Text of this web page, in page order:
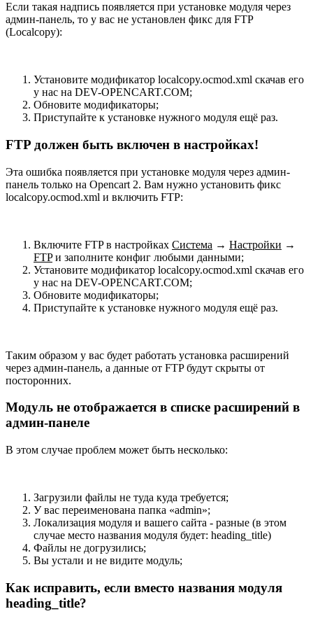
Если такая надпись появляется при установке модуля через
админ-панель, то у вас не установлен фикс для FTP
(Localcopy):
Установите модификатор localcopy.ocmod.xml скачав его
у нас на DEV-OPENCART.COM;
Обновите модификаторы;
Приступайте к установке нужного модуля ещё раз.
FTP должен быть включен в настройках!
Эта ошибка появляется при установке модуля через админ-
панель только на Opencart 2. Вам нужно установить фикс
localcopy.ocmod.xml и включить FTP:
Включите FTP в настройках Система → Настройки →
FTPи заполните конфиг любыми данными;
Установите модификатор localcopy.ocmod.xml скачав его
у нас на DEV-OPENCART.COM;
Обновите модификаторы;
Приступайте к установке нужного модуля ещё раз.
Таким образом у вас будет работать установка расширений
через админ-панель, а данные от FTP будут скрыты от
посторонних.
Модуль не отображается в списке расширений в
админ-панеле
В этом случае проблем может быть несколько:
Загрузили файлы не туда куда требуется;
У вас переименована папка «admin»;
Локализация модуля и вашего сайта - разные (в этом
случае место названия модуля будет: heading_title)
Файлы не догрузились;
Вы устали и не видите модуль;
Как исправить, если вместо названия модуля
heading_title?